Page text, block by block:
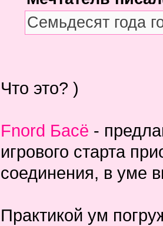
Семьдесят года
Что это? )
Fnord Басё -
игрового старта
соединения, в уме
Практикой ум